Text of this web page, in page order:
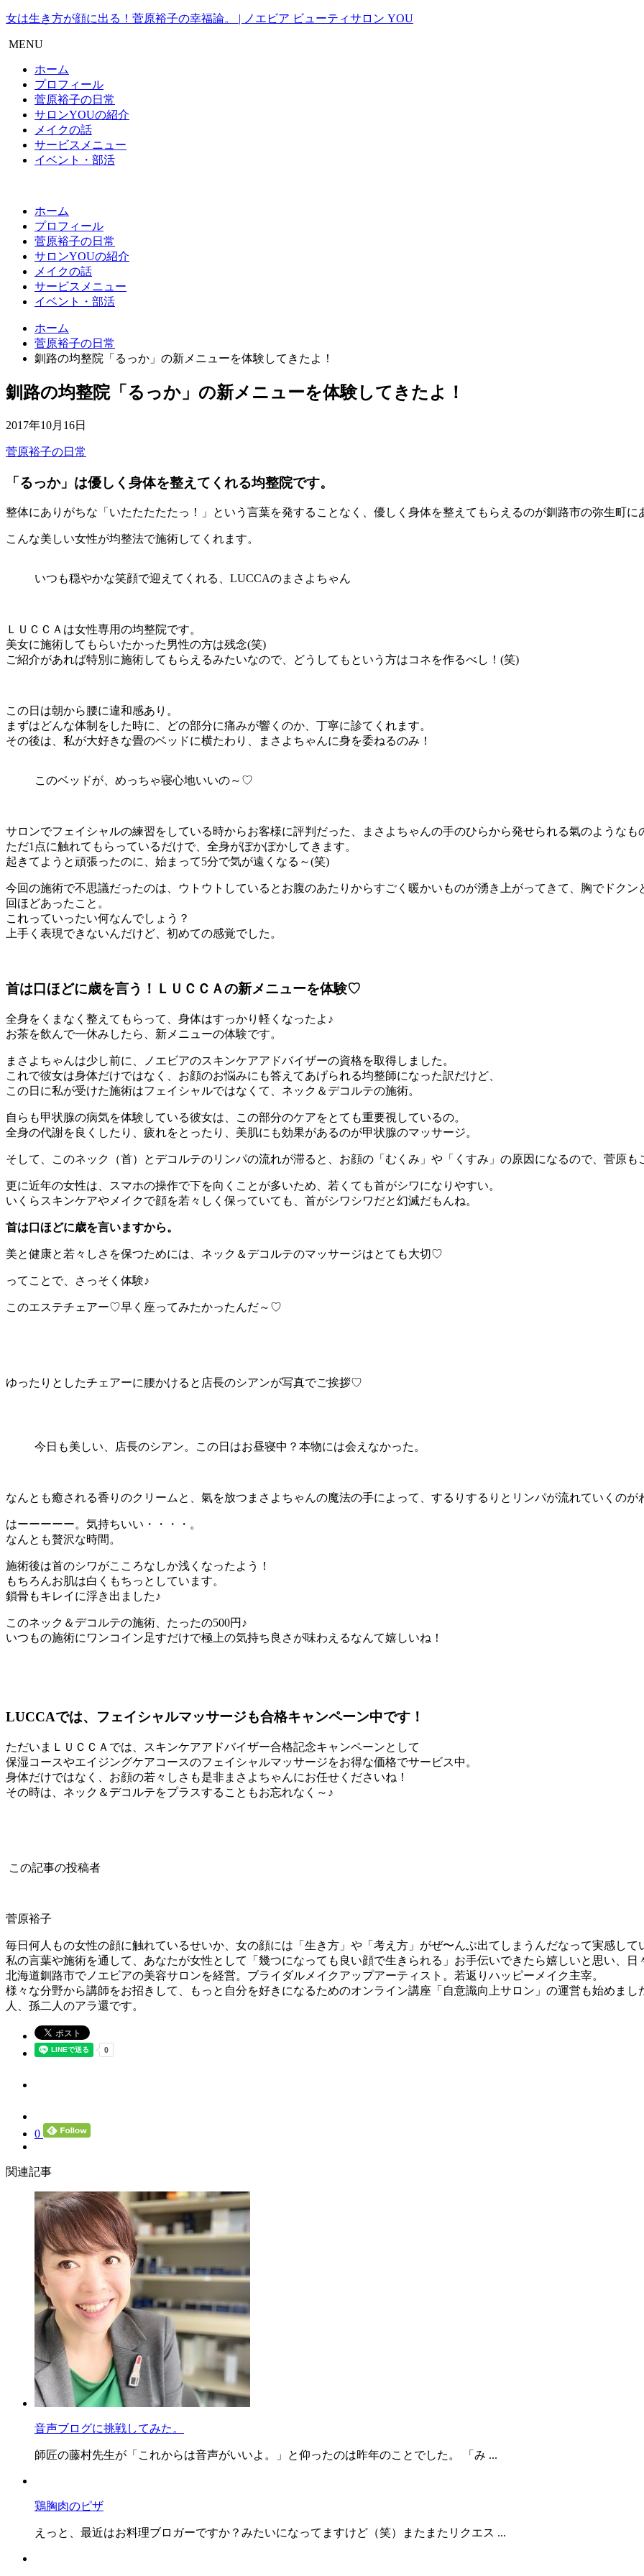
女は生き方が顔に出る！菅原裕子の幸福論。 | ノエビア ビューティサロン YOU
MENU
ホーム
プロフィール
菅原裕子の日常
サロンYOUの紹介
メイクの話
サービスメニュー
イベント・部活
ホーム
プロフィール
菅原裕子の日常
サロンYOUの紹介
メイクの話
サービスメニュー
イベント・部活
ホーム
菅原裕子の日常
釧路の均整院「るっか」の新メニューを体験してきたよ！
釧路の均整院「るっか」の新メニューを体験してきたよ！
2017年10月16日
菅原裕子の日常
「るっか」は優しく身体を整えてくれる均整院です。
整体にありがちな「いたたたたたっ！」という言葉を発することなく、優しく身体を整えてもらえるのが釧路市の弥生町に
こんな美しい女性が均整法で施術してくれます。
いつも穏やかな笑顔で迎えてくれる、LUCCAのまさよちゃん
ＬＵＣＣＡは女性専用の均整院です。
美女に施術してもらいたかった男性の方は残念(笑)
ご紹介があれば特別に施術してもらえるみたいなので、どうしてもという方はコネを作るべし！(笑)
この日は朝から腰に違和感あり。
まずはどんな体制をした時に、どの部分に痛みが響くのか、丁寧に診てくれます。
その後は、私が大好きな畳のベッドに横たわり、まさよちゃんに身を委ねるのみ！
このベッドが、めっちゃ寝心地いいの～♡
サロンでフェイシャルの練習をしている時からお客様に評判だった、まさよちゃんの手のひらから発せられる氣のようなも
ただ1点に触れてもらっているだけで、全身がぽかぽかしてきます。
起きてようと頑張ったのに、始まって5分で気が遠くなる～(笑)
今回の施術で不思議だったのは、ウトウトしているとお腹のあたりからすごく暖かいものが湧き上がってきて、胸でドク
回ほどあったこと。
これっていったい何なんでしょう？
上手く表現できないんだけど、初めての感覚でした。
首は口ほどに歳を言う！ＬＵＣＣＡの新メニューを体験♡
全身をくまなく整えてもらって、身体はすっかり軽くなったよ♪
お茶を飲んで一休みしたら、新メニューの体験です。
まさよちゃんは少し前に、ノエビアのスキンケアアドバイザーの資格を取得しました。
これで彼女は身体だけではなく、お顔のお悩みにも答えてあげられる均整師になった訳だけど、
この日に私が受けた施術はフェイシャルではなくて、ネック＆デコルテの施術。
自らも甲状腺の病気を体験している彼女は、この部分のケアをとても重要視しているの。
全身の代謝を良くしたり、疲れをとったり、美肌にも効果があるのが甲状腺のマッサージ。
そして、このネック（首）とデコルテのリンパの流れが滞ると、お顔の「むくみ」や「くすみ」の原因になるので、菅原も
更に近年の女性は、スマホの操作で下を向くことが多いため、若くても首がシワになりやすい。
いくらスキンケアやメイクで顔を若々しく保っていても、首がシワシワだと幻滅だもんね。
首は口ほどに歳を言いますから。
美と健康と若々しさを保つためには、ネック＆デコルテのマッサージはとても大切♡
ってことで、さっそく体験♪
このエステチェアー♡早く座ってみたかったんだ～♡
ゆったりとしたチェアーに腰かけると店長のシアンが写真でご挨拶♡
今日も美しい、店長のシアン。この日はお昼寝中？本物には会えなかった。
なんとも癒される香りのクリームと、氣を放つまさよちゃんの魔法の手によって、するりするりとリンパが流れていくのが
はーーーーー。気持ちいい・・・・。
なんとも贅沢な時間。
施術後は首のシワがこころなしか浅くなったよう！
もちろんお肌は白くもちっとしています。
鎖骨もキレイに浮き出ました♪
このネック＆デコルテの施術、たったの500円♪
いつもの施術にワンコイン足すだけで極上の気持ち良さが味わえるなんて嬉しいね！
LUCCAでは、フェイシャルマッサージも合格キャンペーン中です！
ただいまＬＵＣＣＡでは、スキンケアアドバイザー合格記念キャンペーンとして
保湿コースやエイジングケアコースのフェイシャルマッサージをお得な価格でサービス中。
身体だけではなく、お顔の若々しさも是非まさよちゃんにお任せくださいね！
その時は、ネック＆デコルテをプラスすることもお忘れなく～♪
この記事の投稿者
菅原裕子
毎日何人もの女性の顔に触れているせいか、女の顔には「生き方」や「考え方」がぜ〜んぶ出てしまうんだなって実感して
私の言葉や施術を通して、あなたが女性として「幾つになっても良い顔で生きられる」お手伝いできたら嬉しいと思い、日
北海道釧路市でノエビアの美容サロンを経営。ブライダルメイクアップアーティスト。若返りハッピーメイク主宰。
様々な分野から講師をお招きして、もっと自分を好きになるためのオンライン講座「自意識向上サロン」の運営も始めま
人、孫二人のアラ還です。
0
関連記事
音声ブログに挑戦してみた。
師匠の藤村先生が「これからは音声がいいよ。」と仰ったのは昨年のことでした。 「み ...
鶏胸肉のピザ
えっと、最近はお料理ブロガーですか？みたいになってますけど（笑）またまたリクエス ...